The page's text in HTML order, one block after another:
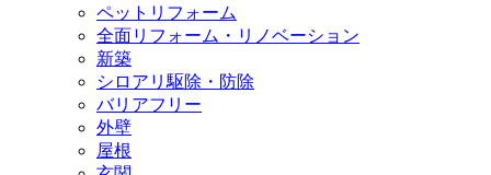
ペットリフォーム
全面リフォーム・リノベーション
新築
シロアリ駆除・防除
バリアフリー
外壁
屋根